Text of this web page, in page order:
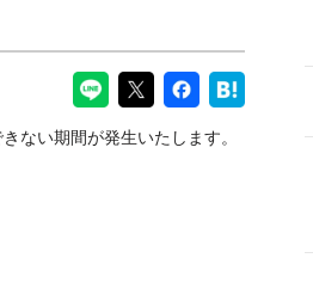
ない期間が発生いたします。